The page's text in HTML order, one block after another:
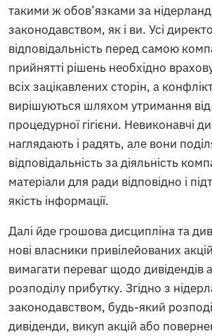
такими ж обов’язками за
законодавством, як і ви. Усі
відповідальність перед самою
прийнятті рішень необхідно
всіх зацікавлених сторін, а
вирішуються шляхом утримання
процедурної гігієни. Невиконавчі
наглядають і радять, але вони
відповідальність за діяльність
матеріали для ради відповідно і
якість інформації.
Далі йде грошова дисципліна та
нові власники привілейованих
вимагати переваг щодо
розподілу прибутку. Згідно з
законодавством, будь-який
дивіденди, викуп акцій або